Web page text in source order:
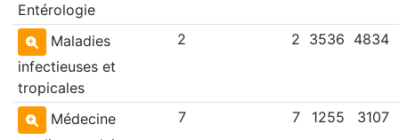
Entérologie
Maladies
infectieuses et
tropicales
2 2 3536 4834
Médecine
7 7 1255 3107